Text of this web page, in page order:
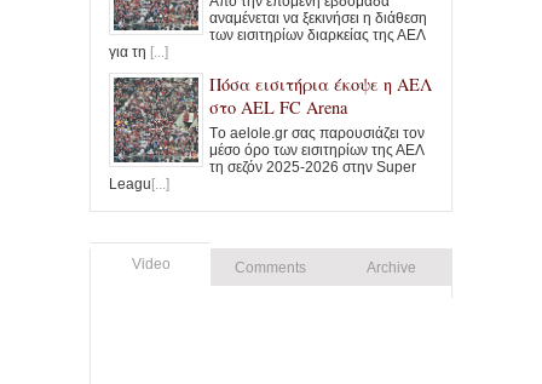
αναμένεται να ξεκινήσει η διάθεση
των εισιτηρίων διαρκείας της ΑΕΛ
για τη [...]
Πόσα εισιτήρια έκοψε η ΑΕΛ
στο AEL FC Arena
Tο aelole.gr σας παρουσιάζει τον
μέσο όρο των εισιτηρίων της ΑΕΛ
τη σεζόν 2025-2026 στην Super
Leagu [...]
Video Comments Archive